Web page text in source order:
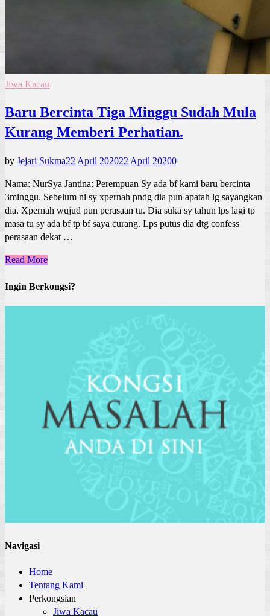
Jiwa Kacau
Baru Bercinta Tiga Minggu Sudah Mula
Kurang Memberi Perhatian.
by Jejari Sukma22 April 202022 April 20200
Nama: NurSya Jantina: Perempuan Sy ada bf kami baru bercinta
3minggu. Sebelum ni sy xpernah pndg dia pun apatah lg sayangkan
dia. Xpernah wujud pun perasaan tu. Dia suka sy tahun lps lagi tp
masa tu sy ada bf tp bf saya curang. Lps putus dia dtg confess
perasaan dekat …
Read More
Ingin Berkongsi?
Navigasi
Home
Tentang Kami
Perkongsian
Jiwa Kacau